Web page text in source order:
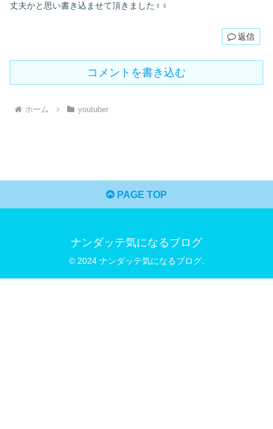
丈夫かと思い書き込ませて頂きました‍♀️‍♀️
返信
コメントを書き込む
ホーム youtuber
PAGE TOP
ナンダッテ気になるブログ
© 2024 ナンダッテ気になるブログ.